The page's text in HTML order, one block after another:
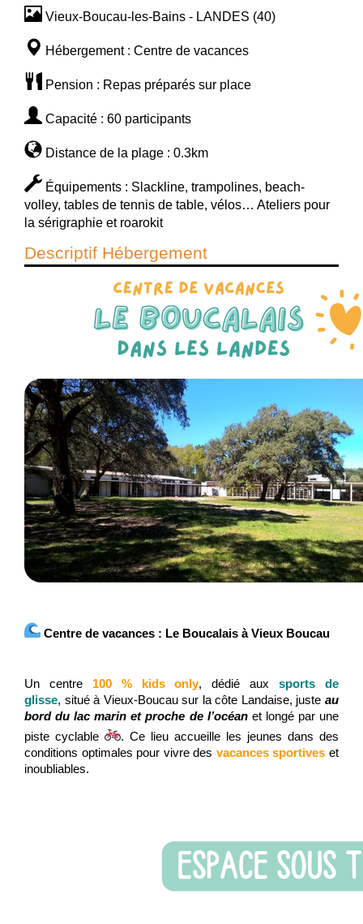
Vieux-Boucau-les-Bains - LANDES (40)
Hébergement : Centre de vacances
Pension : Repas préparés sur place
Capacité : 60 participants
Distance de la plage : 0.3km
Équipements : Slackline, trampolines, beach-
volley, tables de tennis de table, vélos… Ateliers pour
la sérigraphie et roarokit
Descriptif Hébergement
Centre de vacances : Le Boucalais à Vieux Boucau
Un centre 100 % kids only,dédié aux
sports de
glisse, situé à Vieux-Boucau sur la côte Landaise, juste au
bord du lac marin et proche de l’océanet longé par une
piste cyclable
. Ce lieu accueille les jeunes dans des
conditions optimales pour vivre des vacances sportives et
inoubliables.